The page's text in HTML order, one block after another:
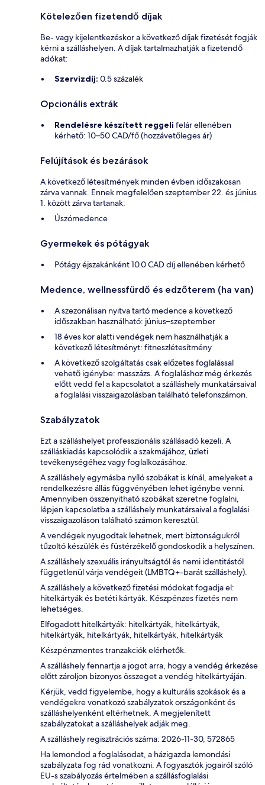
Kötelezően fizetendő díjak
Be- vagy kijelentkezéskor a következő díjak fizetését fogják
kérni a szálláshelyen. A díjak tartalmazhatják a fizetendő
adókat:
Szervizdíj: 0.5 százalék
Opcionális extrák
Rendelésre készített reggeli felár ellenében
kérhető: 10–50 CAD/fő (hozzávetőleges ár)
Felújítások és bezárások
A következő létesítmények minden évben időszakosan
zárva vannak. Ennek megfelelően szeptember 22. és június
1. között zárva tartanak:
Úszómedence
Gyermekek és pótágyak
Pótágy éjszakánként 10.0 CAD díj ellenében kérhető
Medence, wellnessfürdő és edzőterem (ha van)
A szezonálisan nyitva tartó medence a következő
időszakban használható: június–szeptember
18 éves kor alatti vendégek nem használhatják a
következő létesítményt: fitneszlétesítmény
A következő szolgáltatás csak előzetes foglalással
vehető igénybe: masszázs. A foglaláshoz még érkezés
előtt vedd fel a kapcsolatot a szálláshely munkatársaival
a foglalási visszaigazolásban található telefonszámon.
Szabályzatok
Ezt a szálláshelyet professzionális szállásadó kezeli. A
szálláskiadás kapcsolódik a szakmájához, üzleti
tevékenységéhez vagy foglalkozásához.
A szálláshely egymásba nyíló szobákat is kínál, amelyeket a
rendelkezésre állás függvényében lehet igénybe venni.
Amennyiben összenyitható szobákat szeretne foglalni,
lépjen kapcsolatba a szálláshely munkatársaival a foglalási
visszaigazoláson található számon keresztül.
A vendégek nyugodtak lehetnek, mert biztonságukról
tűzoltó készülék és füstérzékelő gondoskodik a helyszínen.
A szálláshely szexuális irányultságtól és nemi identitástól
függetlenül várja vendégeit (LMBTQ+-barát szálláshely).
A szálláshely a következő fizetési módokat fogadja el:
hitelkártyák és betéti kártyák. Készpénzes fizetés nem
lehetséges.
Elfogadott hitelkártyák: hitelkártyák, hitelkártyák,
hitelkártyák, hitelkártyák, hitelkártyák, hitelkártyák
Készpénzmentes tranzakciók elérhetők.
A szálláshely fennartja a jogot arra, hogy a vendég érkezése
előtt zároljon bizonyos összeget a vendég hitelkártyáján.
Kérjük, vedd figyelembe, hogy a kulturális szokások és a
vendégekre vonatkozó szabályzatok országonként és
szálláshelyenként eltérhetnek. A megjelenített
szabályzatokat a szálláshelyek adják meg.
A szálláshely regisztrációs száma: 2026-11-30, 572865
Ha lemondod a foglalásodat, a házigazda lemondási
szabályzata fog rád vonatkozni. A fogyasztók jogairól szóló
EU-s szabályozás értelmében a szállásfoglalási